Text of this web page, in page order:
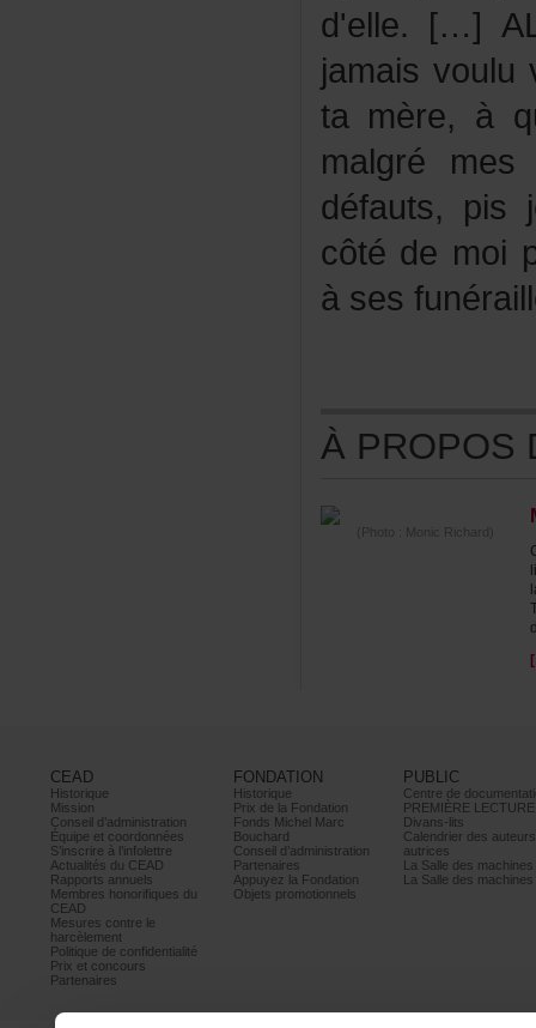
(Photo:MonicRichard)
CEAD
Historique
Mission
Conseild’administration
Équipeetcoordonnées
S’inscrireàl’infolettre
ActualitésduCEAD
Rapportsannuels
Membreshonorifiquesdu
CEAD
Mesurescontrele
harcèlement
Politiquedeconfidentialité
Prixetconcours
Partenaires
FONDATION
Historique
PrixdelaFondation
FondsMichelMarc
Bouchard
Conseild’administration
Partenaires
AppuyezlaFondation
Objetspromotionnels
PUBLIC
PREMIÈRELECTURE
Divans-lits
autrices